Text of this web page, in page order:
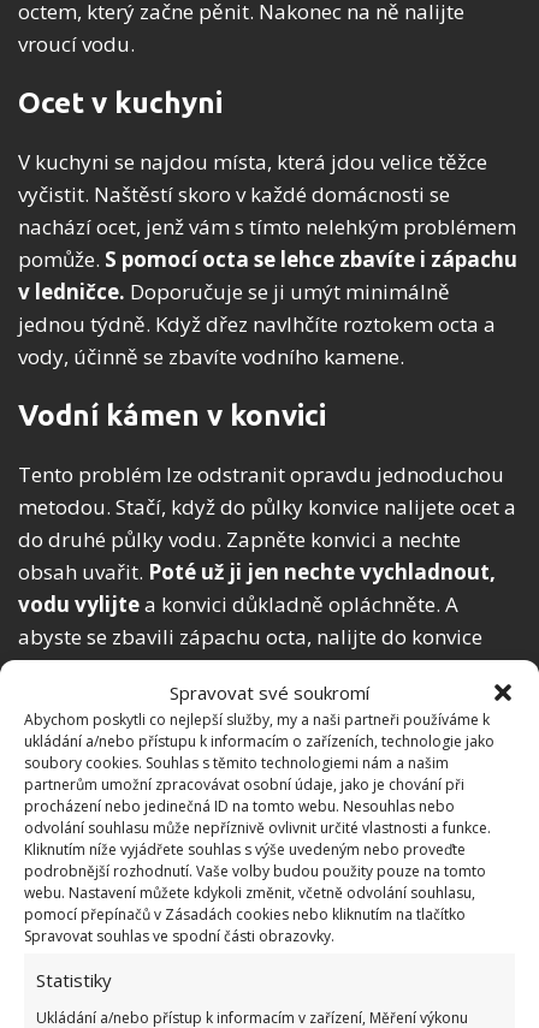
Spravovat své soukromí
Abychom poskytli co nejlepší služby, my a naši partneři používáme k
ukládání a/nebo přístupu k informacím o zařízeních, technologie jako
soubory cookies. Souhlas s těmito technologiemi nám a našim
partnerům umožní zpracovávat osobní údaje, jako je chování při
procházení nebo jedinečná ID na tomto webu. Nesouhlas nebo
odvolání souhlasu může nepříznivě ovlivnit určité vlastnosti a funkce.
Kliknutím níže vyjádřete souhlas s výše uvedeným nebo proveďte
podrobnější rozhodnutí. Vaše volby budou použity pouze na tomto
webu. Nastavení můžete kdykoli změnit, včetně odvolání souhlasu,
pomocí přepínačů v Zásadách cookies nebo kliknutím na tlačítko
Spravovat souhlas ve spodní části obrazovky.
Statistiky
Ukládání a/nebo přístup k informacím v zařízení, Měření výkonu
octem, který začne pěnit. Nakonec na ně nalijte
vroucí vodu.
Ocet v kuchyni
V kuchyni se najdou místa, která jdou velice těžce
vyčistit. Naštěstí skoro v každé domácnosti se
nachází ocet, jenž vám s tímto nelehkým problémem
pomůže. S pomocí octa se lehce zbavíte i zápachu
v ledničce. Doporučuje se ji umýt minimálně
jednou týdně. Když dřez navlhčíte roztokem octa a
vody, účinně se zbavíte vodního kamene.
Vodní kámen v konvici
Tento problém lze odstranit opravdu jednoduchou
metodou. Stačí, když do půlky konvice nalijete ocet a
do druhé půlky vodu. Zapněte konvici a nechte
obsah uvařit. Poté už ji jen nechte vychladnout,
vodu vylijtea konvici důkladně opláchněte. A
abyste se zbavili zápachu octa, nalijte do konvice
vodu, zakápněte ji citronovou šťávou a opět ji nechte